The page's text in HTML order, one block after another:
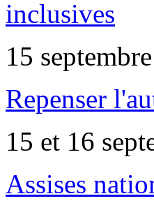
inclusives
15
Repenser
15 et 16
Assises